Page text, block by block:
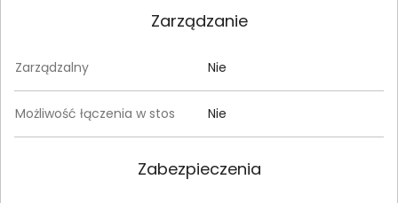
Zarządzanie
Zarządzalny Nie
Możliwość łączenia w stos Nie
Zabezpieczenia